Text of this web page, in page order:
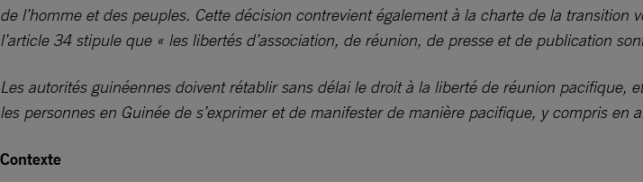
de l’homme et des peuples. Cette décision contrevient également à la charte de la
l’article 34 stipule que « les libertés d’association, de réunion, de presse et de publication
Les autorités guinéennes doivent rétablir sans délai le droit à la liberté de réunion pacifique,
les personnes en Guinée de s’exprimer et de manifester de manière pacifique, y compris en
Contexte